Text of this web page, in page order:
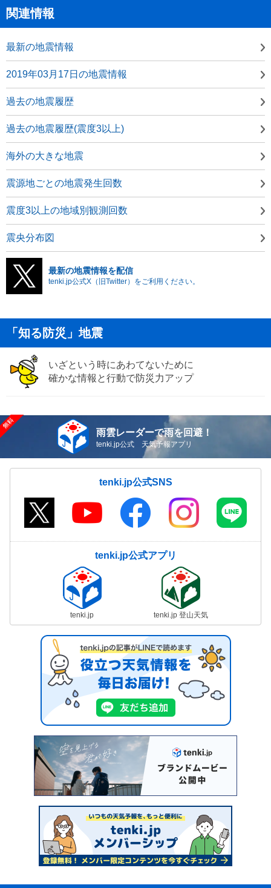
関連情報
最新の地震情報
2019年03月17日の地震情報
過去の地震履歴
過去の地震履歴(震度3以上)
海外の大きな地震
震源地ごとの地震発生回数
震度3以上の地域別観測回数
震央分布図
最新の地震情報を配信
tenki.jp公式X（旧Twitter）をご利用ください。
「知る防災」地震
いざという時にあわてないために
確かな情報と行動で防災力アップ
雨雲レーダーで雨を回避！
tenki.jp公式 天気予報アプリ
tenki.jp公式SNS
tenki.jp公式アプリ
tenki.jp tenki.jp 登山天気